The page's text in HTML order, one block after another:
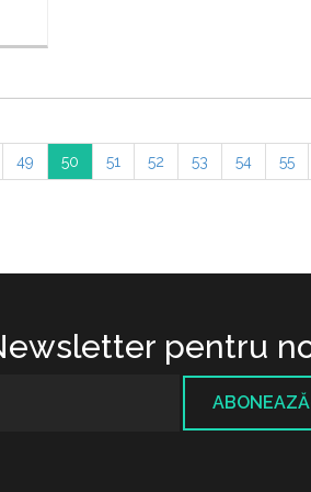
49 50 51 52 53 54 55
pentru